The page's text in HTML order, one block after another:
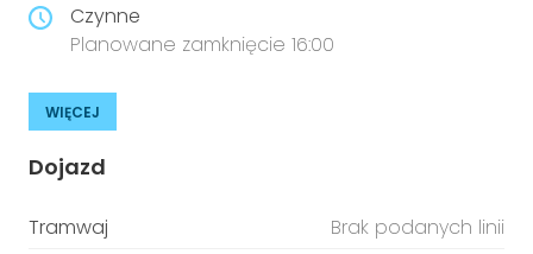
Czynne
Planowane zamknięcie 16:00
WIĘCEJ
Dojazd
Tramwaj
Brak podanych linii